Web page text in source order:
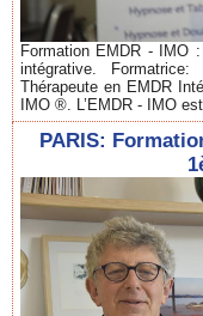
Formation EMDR - IMO
intégrative. Formatrice:
Thérapeute en EMDR
IMO ®. L’EMDR - IMO
PARIS: